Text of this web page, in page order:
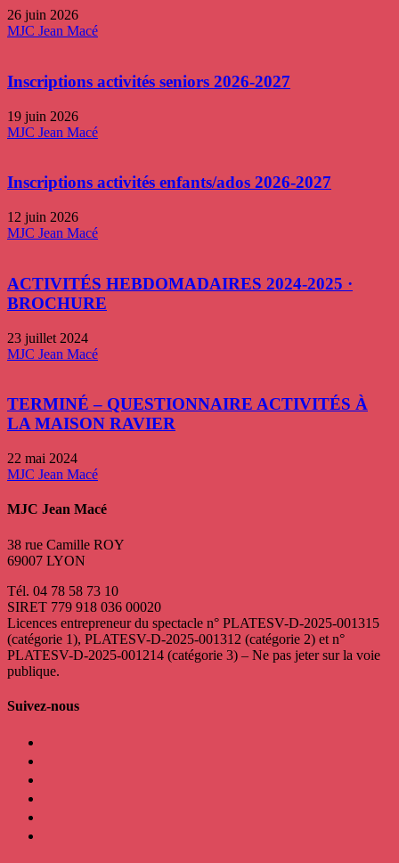
26 juin 2026
MJC Jean Macé
Inscriptions activités seniors 2026-2027
19 juin 2026
MJC Jean Macé
Inscriptions activités enfants/ados 2026-2027
12 juin 2026
MJC Jean Macé
ACTIVITÉS HEBDOMADAIRES 2024-2025 ·
BROCHURE
23 juillet 2024
MJC Jean Macé
TERMINÉ – QUESTIONNAIRE ACTIVITÉS À
LA MAISON RAVIER
22 mai 2024
MJC Jean Macé
MJC Jean Macé
38 rue Camille ROY
69007 LYON
Tél. 04 78 58 73 10
SIRET 779 918 036 00020
Licences entrepreneur du spectacle n° PLATESV-D-2025-001315
(catégorie 1), PLATESV-D-2025-001312 (catégorie 2) et n°
PLATESV-D-2025-001214 (catégorie 3) – Ne pas jeter sur la voie
publique.
Suivez-nous